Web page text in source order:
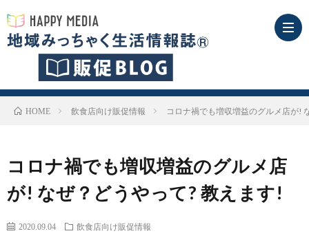
HOME 飲食店向け販促情報 コロナ禍でも増収増益のグルメ店が!
コロナ禍でも増収増益のグルメ店
が! なぜ？どうやって? 教えます!
2020.09.04 飲食店向け販促情報